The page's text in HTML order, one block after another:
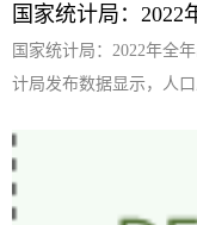
国家统计局：2022
国家统计局：2022年全
计局发布数据显示，人口